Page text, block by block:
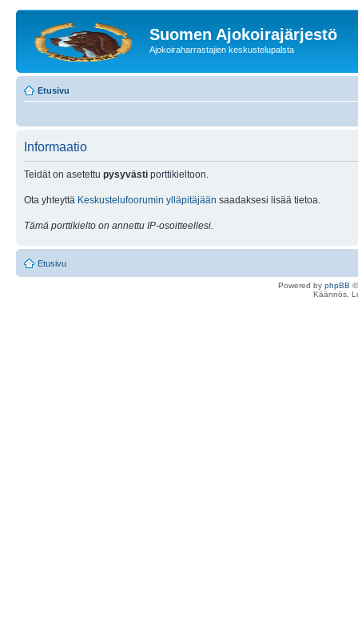
Suomen Ajokoirajärjestö
Ajokoiraharrastajien keskustelupalsta
Etusivu
Informaatio
Teidät on asetettu pysyvästi porttikieltoon.
Ota yhteyttä Keskustelufoorumin ylläpitäjään saadaksesi lisää tietoa.
Tämä porttikielto on annettu IP-osoitteellesi.
Etusivu
Powered by phpBB
Käännös,